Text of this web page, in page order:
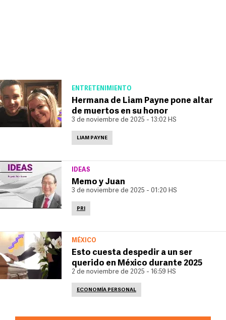
ENTRETENIMIENTO
Hermana de Liam Payne pone altar
de muertos en su honor
3 de noviembre de 2025 - 13:02 HS
LIAM PAYNE
IDEAS
Memo y Juan
3 de noviembre de 2025 - 01:20 HS
PRI
MÉXICO
Esto cuesta despedir a un ser
querido en México durante 2025
2 de noviembre de 2025 - 16:59 HS
ECONOMÍA PERSONAL